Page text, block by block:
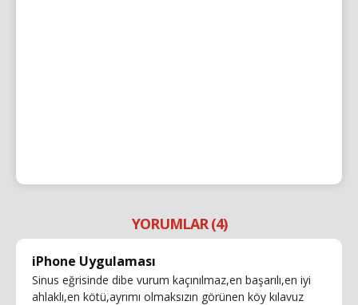
YORUMLAR (4)
iPhone Uygulaması
Sinus eğrisinde dibe vurum kaçınılmaz,en başarılı,en iyi
ahlaklı,en kötü,ayrımı olmaksızın görünen köy kılavuz